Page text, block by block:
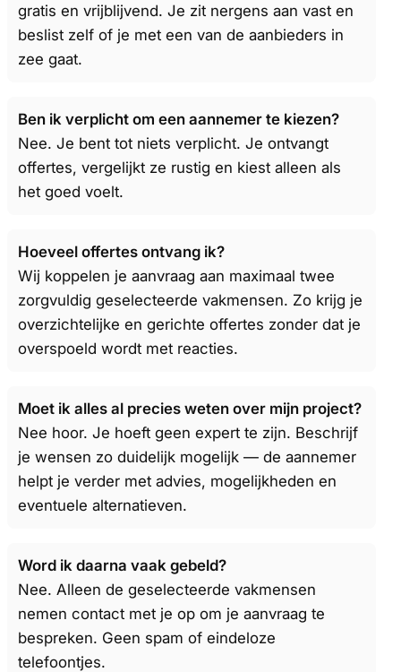
gratis en vrijblijvend. Je zit nergens aan vast en
beslist zelf of je met een van de aanbieders in
zee gaat.
Ben ik verplicht om een aannemer te kiezen?
Nee. Je bent tot niets verplicht. Je ontvangt
offertes, vergelijkt ze rustig en kiest alleen als
het goed voelt.
Hoeveel offertes ontvang ik?
Wij koppelen je aanvraag aan maximaal twee
zorgvuldig geselecteerde vakmensen. Zo krijg je
overzichtelijke en gerichte offertes zonder dat je
overspoeld wordt met reacties.
Moet ik alles al precies weten over mijn project?
Nee hoor. Je hoeft geen expert te zijn. Beschrijf
je wensen zo duidelijk mogelijk — de aannemer
helpt je verder met advies, mogelijkheden en
eventuele alternatieven.
Word ik daarna vaak gebeld?
Nee. Alleen de geselecteerde vakmensen
nemen contact met je op om je aanvraag te
bespreken. Geen spam of eindeloze
telefoontjes.